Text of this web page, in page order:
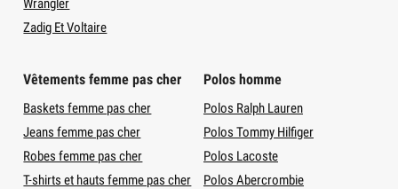
Wrangler
Zadig Et Voltaire
Vêtements femme pas cher
Baskets femme pas cher
Jeans femme pas cher
Robes femme pas cher
T-shirts et hauts femme pas cher
Polos homme
Polos Ralph Lauren
Polos Tommy Hilfiger
Polos Lacoste
Polos Abercrombie